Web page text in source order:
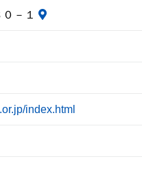
－１
index.html